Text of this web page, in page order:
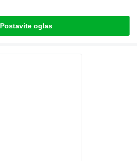
Postavite oglas